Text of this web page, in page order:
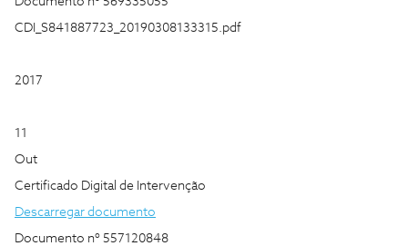
CDI_S841887723_20190308133315.pdf
2017
11
Out
Certificado Digital de Intervenção
Descarregar documento
Documento nº 557120848